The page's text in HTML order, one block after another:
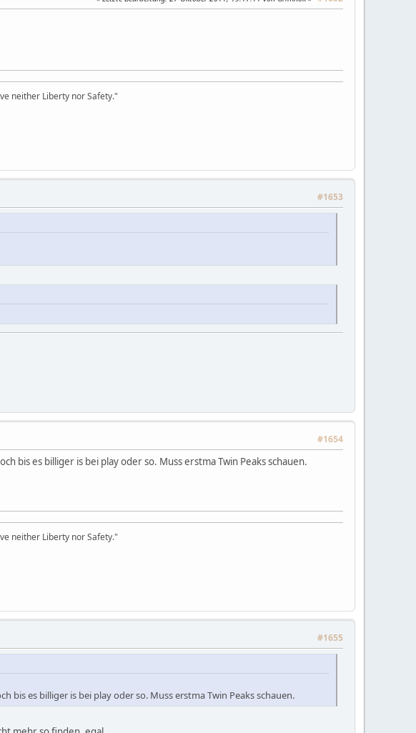
neither Liberty nor Safety."
#1653
#1654
bis es billiger is bei play oder so. Muss erstma Twin Peaks schauen.
neither Liberty nor Safety."
#1655
bis es billiger is bei play oder so. Muss erstma Twin Peaks schauen.